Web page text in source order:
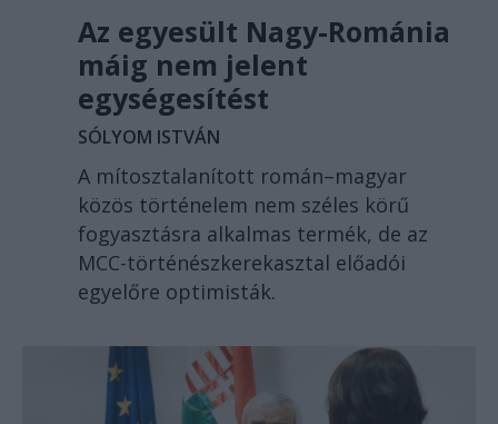
Az egyesült Nagy-Románia
máig nem jelent
egységesítést
SÓLYOM ISTVÁN
A mítosztalanított román–magyar
közös történelem nem széles körű
fogyasztásra alkalmas termék, de az
MCC-történészkerekasztal előadói
egyelőre optimisták.